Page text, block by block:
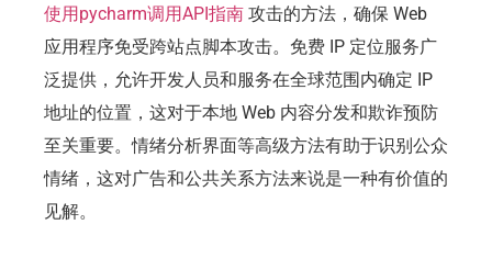
使用pycharm调用API指南 攻击的方法，确保 Web
应用程序免受跨站点脚本攻击。免费 IP 定位服务广
泛提供，允许开发人员和服务在全球范围内确定 IP
地址的位置，这对于本地 Web 内容分发和欺诈预防
至关重要。情绪分析界面等高级方法有助于识别公众
情绪，这对广告和公共关系方法来说是一种有价值的
见解。